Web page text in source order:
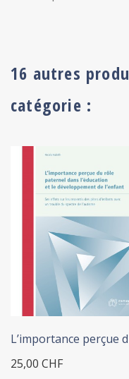
16 autres
catégorie :
+ ADD TO CART
25,00 CHF